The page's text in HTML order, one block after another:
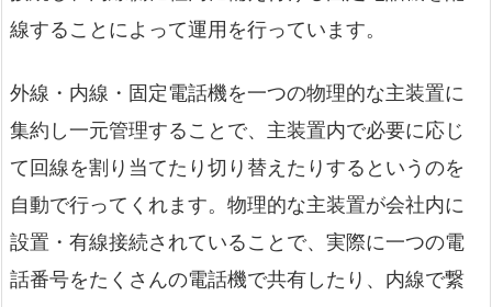
線することによって運用を行っています。
外線・内線・固定電話機を一つの物理的な主装置に
集約し一元管理することで、主装置内で必要に応じ
て回線を割り当てたり切り替えたりするというのを
自動で行ってくれます。物理的な主装置が会社内に
設置・有線接続されていることで、実際に一つの電
話番号をたくさんの電話機で共有したり、内線で繋